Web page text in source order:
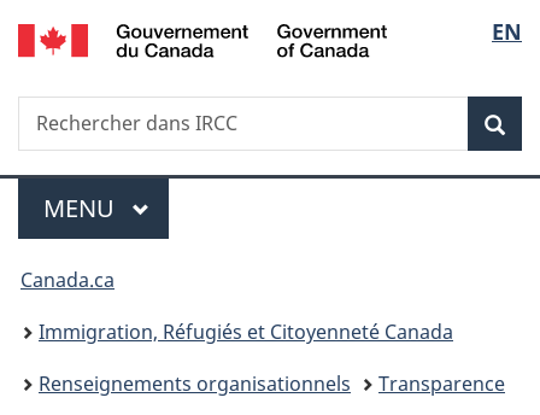
Passer
au
Passer
à
du
Passer
à
simplifiée
de
la
EN
Recherche
Rechercher
dans
Menu
MENU PRINCIPAL
Vous
êtes
ici :
Canada.ca
Immigration, Réfugiés et Citoyenneté Canada
Renseignements organisationnels
Transparence